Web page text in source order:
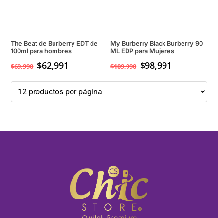
The Beat de Burberry EDT de
100ml para hombres
$69,990 $62,991
My Burberry Black Burberry 90
ML EDP para Mujeres
$109,990 $98,991